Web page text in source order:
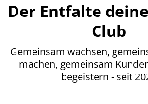
Der Entfalte
Club
Gemeinsam wachsen,
machen, gemeinsam
begeistern - seit